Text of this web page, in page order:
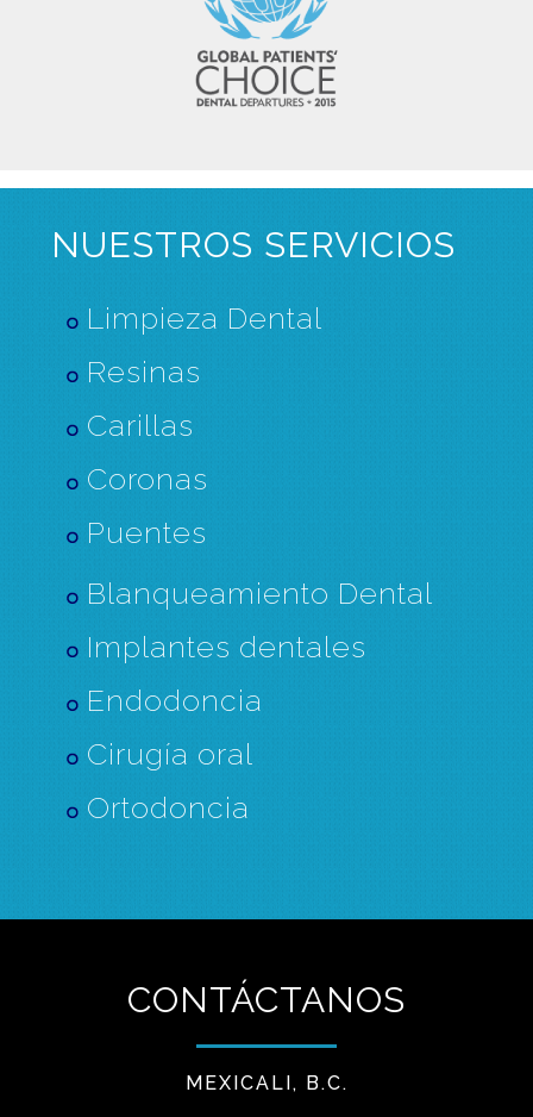
NUESTROS SERVICIOS
Limpieza Dental
Resinas
Carillas
Coronas
Puentes
Blanqueamiento Dental
Implantes dentales
Endodoncia
Cirugía oral
Ortodoncia
CONTÁCTANOS
MEXICALI, B.C.